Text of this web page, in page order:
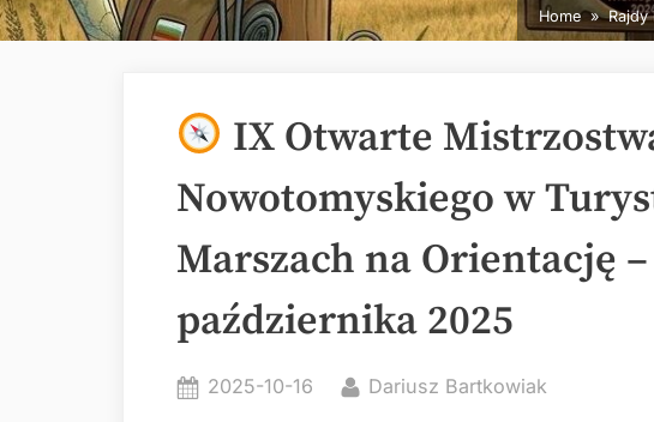
Home Rajdy
IX Otwarte
Nowotomyskiego w
Marszach na Orientację –
października 2025
Posted
2025-10-16 By
Dariusz Bartkowiak